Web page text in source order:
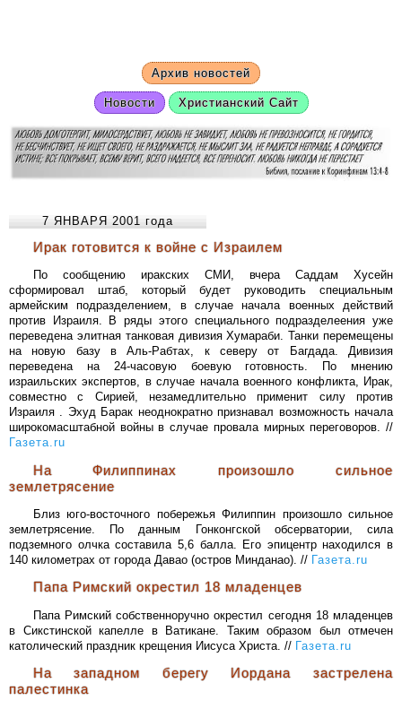
Архив новостей
Новости Христианский Сайт
7 ЯНВАРЯ 2001 года
Ирак готовится к войне с Израилем
По сообщению иракских СМИ, вчера Саддам Хусейн
сформировал штаб, который будет руководить специальным
армейским подразделением, в случае начала военных действий
против Израиля. В ряды этого специального подразделеения уже
переведена элитная танковая дивизия Хумараби. Танки перемещены
на новую базу в Аль-Рабтах, к северу от Багдада. Дивизия
переведена на 24-часовую боевую готовность. По мнению
израильских экспертов, в случае начала военного конфликта, Ирак,
совместно с Сирией, незамедлительно применит силу против
Израиля . Эхуд Барак неоднократно признавал возможность начала
широкомасштабной войны в случае провала мирных переговоров. //
Газета.ru
На Филиппинах произошло сильное
землетрясение
Близ юго-восточного побережья Филиппин произошло сильное
землетрясение. По данным Гонконгской обсерватории, сила
подземного олчка составила 5,6 балла. Его эпицентр находился в
140 километрах от города Давао (остров Минданао). // Газета.ru
Папа Римский окрестил 18 младенцев
Папа Римский собственноручно окрестил сегодня 18 младенцев
в Сикстинской капелле в Ватикане. Таким образом был отмечен
католический праздник крещения Иисуса Христа. // Газета.ru
На западном берегу Иордана застрелена
палестинка